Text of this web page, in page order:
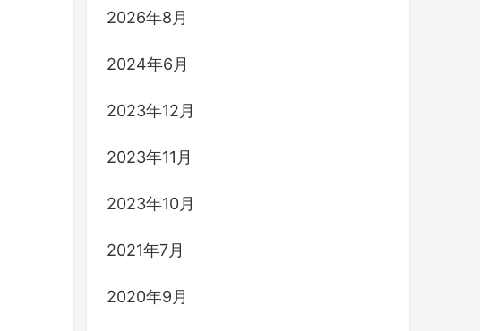
2026年8月
2024年6月
2023年12月
2023年11月
2023年10月
2021年7月
2020年9月